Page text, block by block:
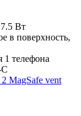
Вт
в поверхность,
1 телефона
MagSafe vent